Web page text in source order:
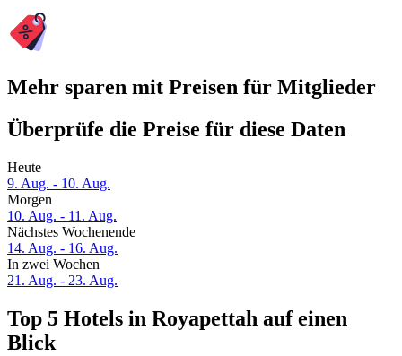
Mehr sparen mit Preisen für Mitglieder
Überprüfe die Preise für diese Daten
Heute
9. Aug. - 10. Aug.
Morgen
10. Aug. - 11. Aug.
Nächstes Wochenende
14. Aug. - 16. Aug.
In zwei Wochen
21. Aug. - 23. Aug.
Top 5 Hotels in Royapettah auf einen
Blick